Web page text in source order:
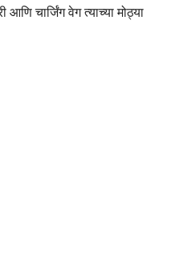
चार्जिंग वेग त्याच्या मोठ्या